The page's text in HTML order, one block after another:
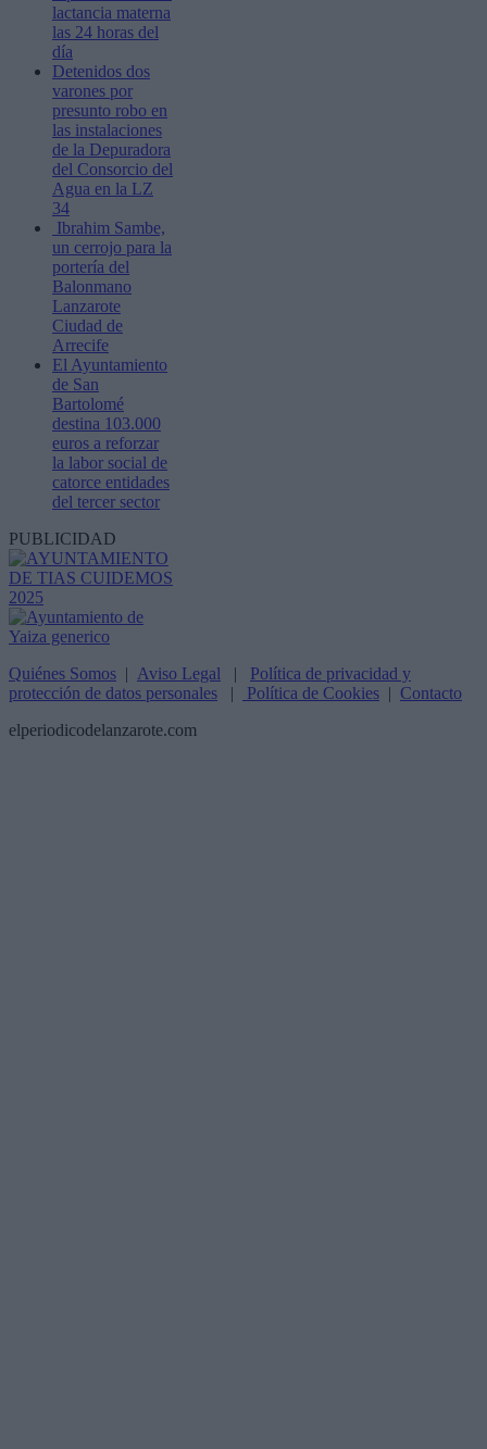
lactancia materna
las 24 horas del
día
Detenidos dos
varones por
presunto robo en
las instalaciones
de la Depuradora
del Consorcio del
Agua en la LZ
34
Ibrahim Sambe,
un cerrojo para la
portería del
Balonmano
Lanzarote
Ciudad de
Arrecife
El Ayuntamiento
de San
Bartolomé
destina 103.000
euros a reforzar
la labor social de
catorce entidades
del tercer sector
PUBLICIDAD
Quiénes Somos | Aviso Legal | Política de privacidad y
protección de datos personales | Política de Cookies | Contacto
elperiodicodelanzarote.com